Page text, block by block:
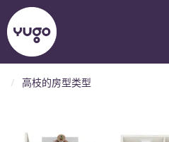
高枝的房型类型